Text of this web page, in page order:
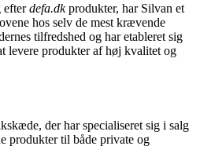
efterdefa.dkprodukter, har Silvan et
hos selv de mest krævende
tilfredshed og har etableret sig
levere produkter af høj kvalitet og
der har specialiseret sig i salg
produkter til både private og